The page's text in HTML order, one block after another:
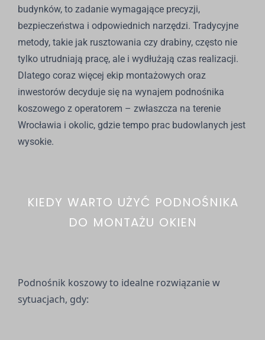
budynków, to zadanie wymagające precyzji,
bezpieczeństwa i odpowiednich narzędzi. Tradycyjne
metody, takie jak rusztowania czy drabiny, często nie
tylko utrudniają pracę, ale i wydłużają czas realizacji.
Dlatego coraz więcej ekip montażowych oraz
inwestorów decyduje się na wynajem podnośnika
koszowego z operatorem – zwłaszcza na terenie
Wrocławia i okolic, gdzie tempo prac budowlanych jest
wysokie.
KIEDY WARTO UŻYĆ PODNOŚNIKA
DO MONTAŻU OKIEN
Podnośnik koszowy to idealne rozwiązanie w
sytuacjach, gdy: